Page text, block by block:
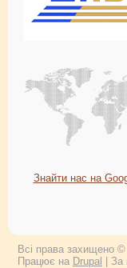
Знайти нас на
Всі права захищено ©
Працює на Drupal | За